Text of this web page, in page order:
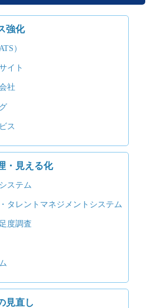
強化
）
イト
社
ス
・見える化
ステム
タレントマネジメントシステム
度調査
見直し